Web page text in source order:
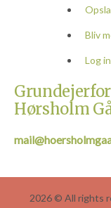
Bliv
Log
Hørsholm
2026 © All rights